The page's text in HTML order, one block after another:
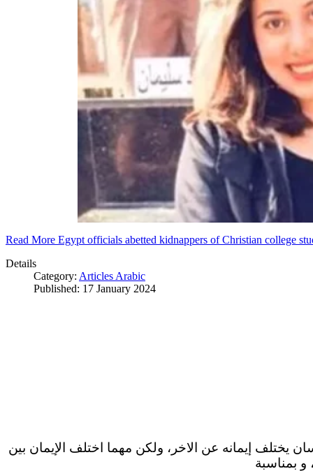
Read More Egypt officials abetted kidnappers of Christian college
Details
Category: Articles Arabic
Published: 17 January 2024
يختلف إيمانه عن الاخر، ولكن مهما اختلف الإيمان بين
و بمناسبة